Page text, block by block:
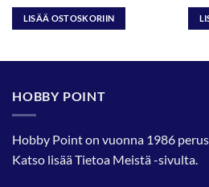
LISÄÄ OSTOSKORIIN
HOBBY POINT
Hobby Point on vuonna 1986
Katso lisääTietoa Meistä-sivulta.